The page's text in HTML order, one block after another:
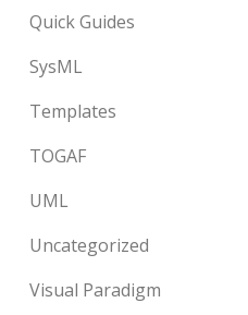
Quick Guides
SysML
Templates
TOGAF
UML
Uncategorized
Visual Paradigm